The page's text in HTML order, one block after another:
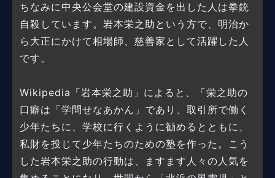
ちなみに中央公会堂の建設資金を出した人は拳銃
自殺しています。岩本栄之助という方で、明治か
ら大正にかけて相場師、慈善家として活躍した人
です。
Wikipedia「岩本栄之助」によると、「栄之助の
口癖は「学問せなあかん」であり、取引所で働く
少年たちに、学校に行くように勧めるとともに、
私財を投じて少年たちのための塾を作った。こう
した岩本栄之助の行動は、ますます人々の人気を